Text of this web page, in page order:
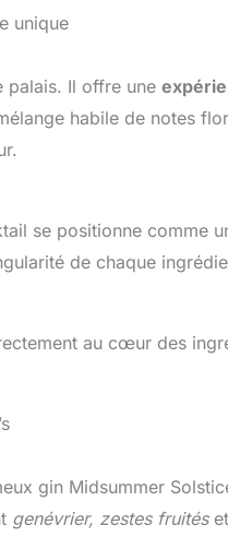
unique
palais. Il offre une
habile de notes
se positionne comme
de chaque
au cœur des
gin Midsummer
genévrier, zestes fruités